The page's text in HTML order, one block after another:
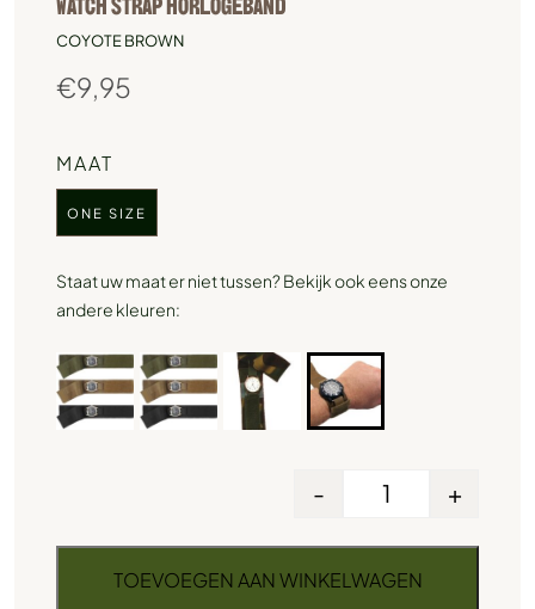
COYOTE BROWN
€9,95
MAAT
ONE SIZE
Staat uw maat er niet tussen? Bekijk ook eens onze
andere kleuren:
- +
TOEVOEGEN AAN WINKELWAGEN